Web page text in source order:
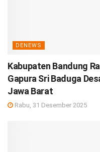
DENEWS
Kabupaten Bandung
Gapura Sri Baduga
Jawa Barat
Rabu, 31 Desember 2025